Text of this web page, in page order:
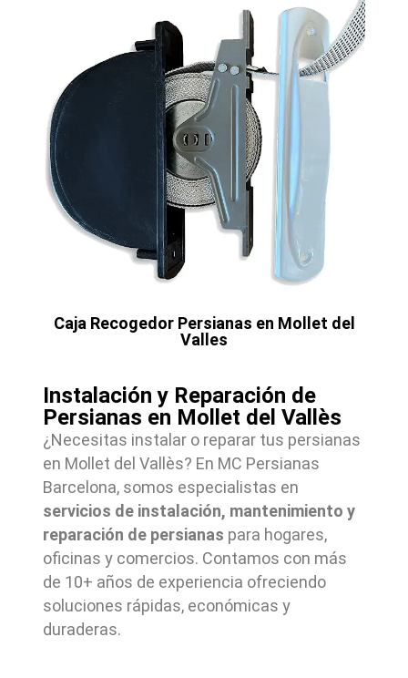
Caja Recogedor Persianas en Mollet del
Valles
Instalación y Reparación de
Persianas en Mollet del Vallès
¿Necesitas instalar o reparar tus persianas
en Mollet del Vallès? En MC Persianas
Barcelona, somos especialistas en
servicios de instalación, mantenimiento y
reparación de persianas para hogares,
oficinas y comercios. Contamos con más
de 10+ años de experiencia ofreciendo
soluciones rápidas, económicas y
duraderas.